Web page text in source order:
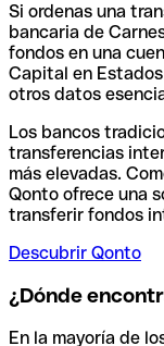
Si ordenas una
bancaria de
fondos en una
Capital en
otros datos
Los bancos
transferencias
más elevadas.
Qonto ofrece una
transferir fondos
Descubrir Qonto
¿Dónde
En la mayoría de